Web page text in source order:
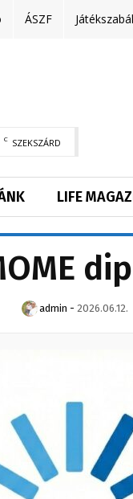
ÁSZF
C SZEKSZÁRD
LIFE
admin - 2026.06.12.